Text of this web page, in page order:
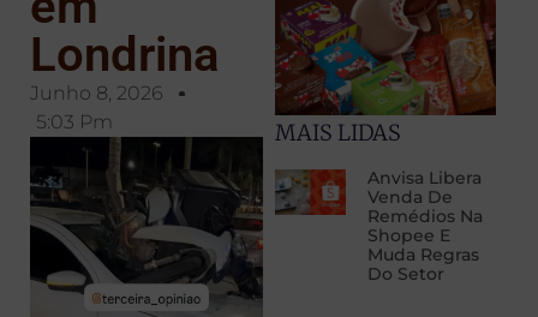
Londrina
Junho 8, 2026
5:03 Pm
MAIS LIDAS
Anvisa Libera
Venda De
Remédios Na
Shopee E
Muda Regras
Do Setor